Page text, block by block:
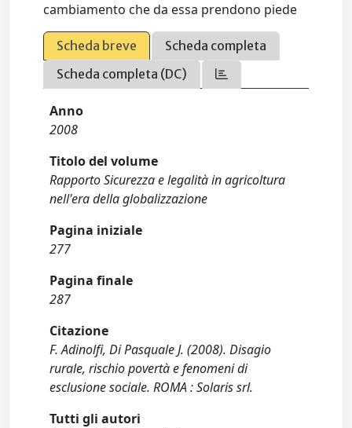
cambiamento che da essa prendono piede
Scheda breve
Scheda completa
Scheda completa (DC)
Anno
2008
Titolo del volume
Rapporto Sicurezza e legalità in agricoltura
nell'era della globalizzazione
Pagina iniziale
277
Pagina finale
287
Citazione
F. Adinolfi, Di Pasquale J. (2008). Disagio
rurale, rischio povertà e fenomeni di
esclusione sociale. ROMA : Solaris srl.
Tutti gli autori